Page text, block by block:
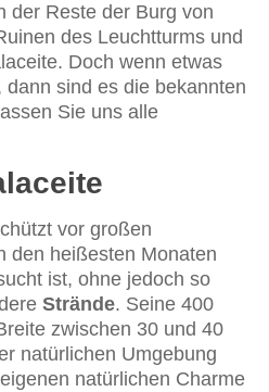
der Reste der Burg von
des Leuchtturms und
Doch wenn etwas
sind es die bekannten
Sie uns alle
vor großen
den heißesten Monaten
ist, ohne jedoch so
Strände. Seine 400
zwischen 30 und 40
natürlichen Umgebung
natürlichen Charme